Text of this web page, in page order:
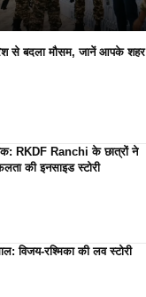
से बदला मौसम, जानें आपके शहर
RKDF Ranchi के छात्रों ने
की इनसाइड स्टोरी
विजय-रश्मिका की लव स्टोरी